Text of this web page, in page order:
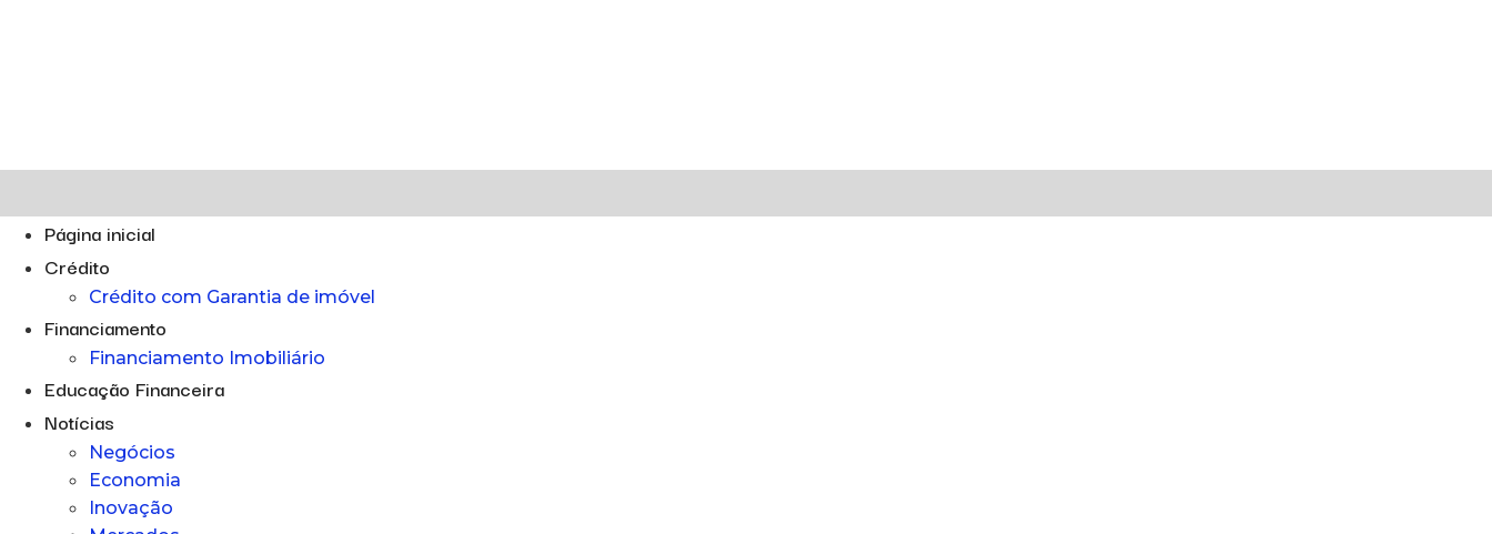
Página inicial
Crédito
Crédito com Garantia de imóvel
Financiamento
Financiamento Imobiliário
Educação Financeira
Notícias
Negócios
Economia
Inovação